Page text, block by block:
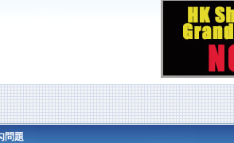
問題